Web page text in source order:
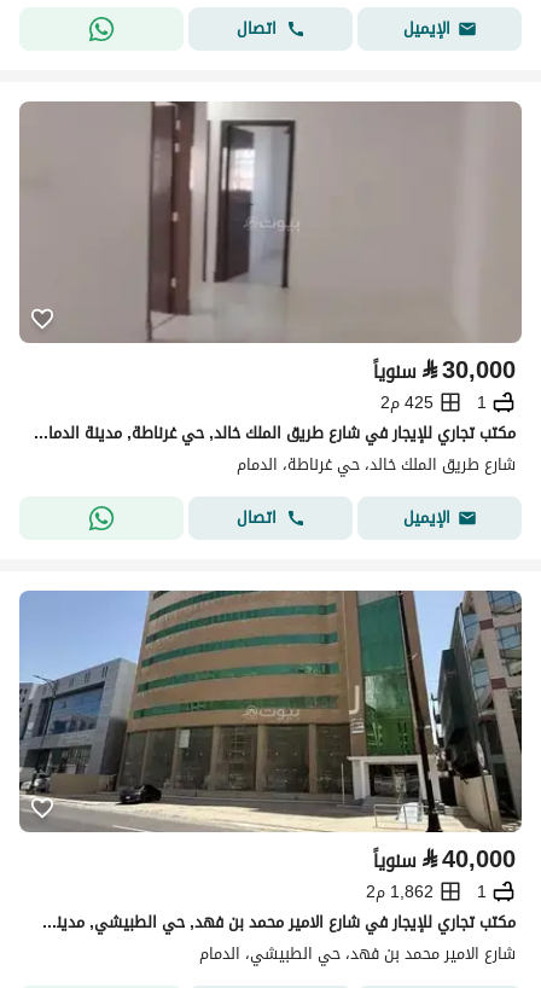
الإيميل
اتصال
⃁30,000 سنوياً
1
425 م2
مكتب تجاري للإيجار في شارع طريق الملك خالد, حي غرناطة, مدينة الدمام, المنطقة الشرقية
شارع طريق الملك خالد، حي غرناطة، الدمام
الإيميل
اتصال
⃁40,000 سنوياً
1
1,862 م2
مكتب تجاري للإيجار في شارع الامير محمد بن فهد, حي الطبيشي, مدينة الدمام, المنطقة الشرقية
شارع الامير محمد بن فهد، حي الطبيشي، الدمام